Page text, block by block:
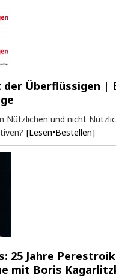
der Überflüssigen |
Nützlichen und nicht
[Lesen•Bestellen]
25 Jahre
mit Boris